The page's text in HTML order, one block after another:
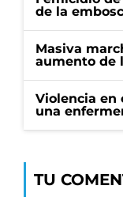
de la
Masiva
aumento de
Violencia en
una
TU